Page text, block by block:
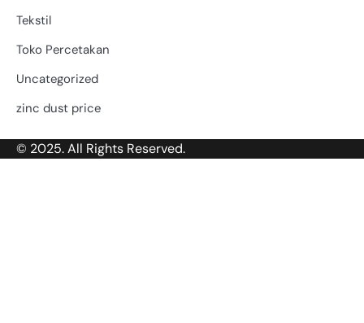
Tekstil
Toko Percetakan
Uncategorized
zinc dust price
© 2025. All Rights Reserved.